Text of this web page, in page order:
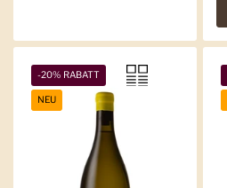
-20% RABATT
NEU